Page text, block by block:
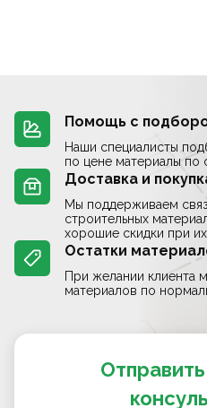
Помощь с
Наши специалисты
по цене материалы по
Доставка и
Мы поддерживаем
строительных
хорошие скидки при
Остатки
При желании клиента
материалов по